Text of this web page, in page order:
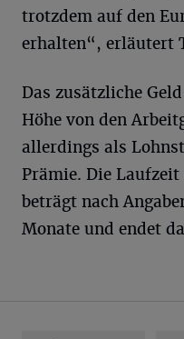
trotzdem auf den
erhalten“, erläutert
Das zusätzliche
Höhe von den
allerdings als
Prämie. Die
beträgt nach
Monate und endet